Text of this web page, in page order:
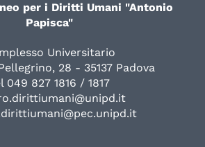
per i Diritti Umani "Antonio
Papisca"
Universitario
28 - 35137 Padova
049 827 1816 / 1817